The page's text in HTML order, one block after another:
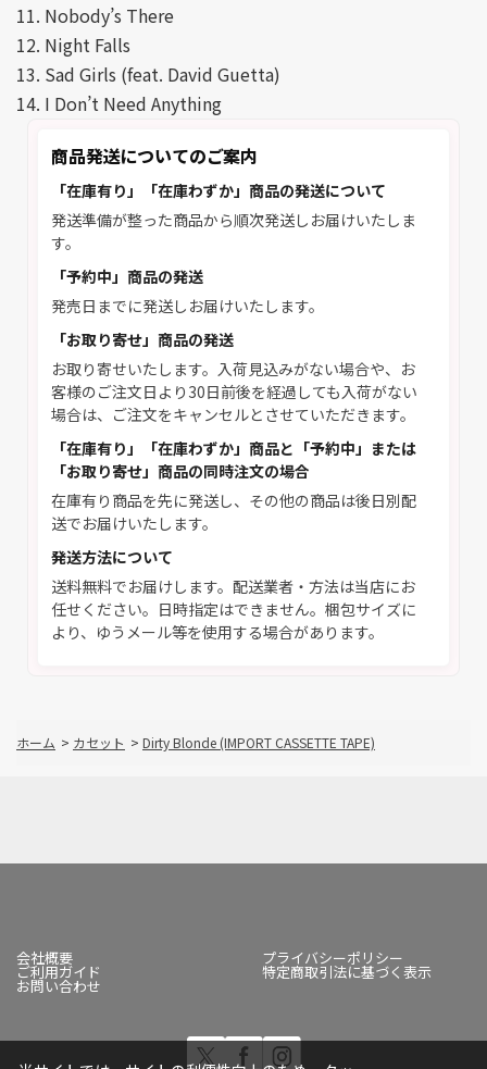
11. Nobody’s There
12. Night Falls
13. Sad Girls (feat. David Guetta)
14. I Don’t Need Anything
商品発送についてのご案内
「在庫有り」「在庫わずか」商品の発送について
発送準備が整った商品から順次発送しお届けいたしま
す。
「予約中」商品の発送
発売日までに発送しお届けいたします。
「お取り寄せ」商品の発送
お取り寄せいたします。入荷見込みがない場合や、お
客様のご注文日より30日前後を経過しても入荷がない
場合は、ご注文をキャンセルとさせていただきます。
「在庫有り」「在庫わずか」商品と「予約中」または
「お取り寄せ」商品の同時注文の場合
在庫有り商品を先に発送し、その他の商品は後日別配
送でお届けいたします。
発送方法について
送料無料でお届けします。配送業者・方法は当店にお
任せください。日時指定はできません。梱包サイズに
より、ゆうメール等を使用する場合があります。
ホーム > カセット > Dirty Blonde (IMPORT CASSETTE TAPE)
会社概要 プライバシーポリシー
ご利用ガイド 特定商取引法に基づく表示
お問い合わせ